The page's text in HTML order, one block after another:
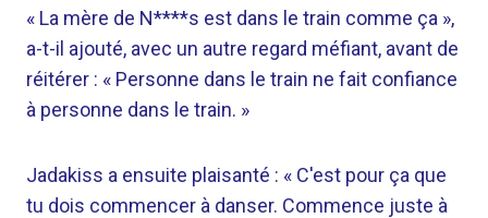
« La mère de N****s est dans le train comme ça »,
a-t-il ajouté, avec un autre regard méfiant, avant de
réitérer : « Personne dans le train ne fait confiance
à personne dans le train. »
Jadakiss a ensuite plaisanté : « C'est pour ça que
tu dois commencer à danser. Commence juste à